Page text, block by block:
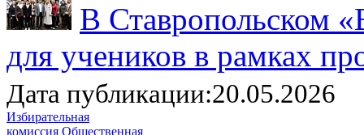
В Ставропольском
для учеников в рамках
Дата публикации:20.05.2026
Избирательная
комиссия Общественная